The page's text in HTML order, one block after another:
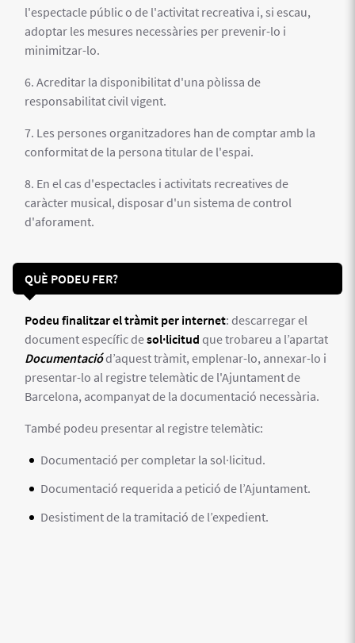
l'espectacle públic o de l'activitat recreativa i, si escau,
adoptar les mesures necessàries per prevenir-lo i
minimitzar-lo.
6. Acreditar la disponibilitat d'una pòlissa de
responsabilitat civil vigent.
7. Les persones organitzadores han de comptar amb la
conformitat de la persona titular de l'espai.
8. En el cas d'espectacles i activitats recreatives de
caràcter musical, disposar d'un sistema de control
d'aforament.
QUÈ PODEU FER?
Podeu finalitzar el tràmit per internet: descarregar el
document específic desol·licitud que trobareu a l’apartat
Documentaciód’aquest tràmit, emplenar-lo, annexar-lo i
presentar-lo al registre telemàtic de l'Ajuntament de
Barcelona, acompanyat de la documentació necessària.
També podeu presentar al registre telemàtic:
Documentació per completar la sol·licitud.
Documentació requerida a petició de l’Ajuntament.
Desistiment de la tramitació de l’expedient.